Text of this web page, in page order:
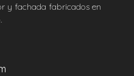
y fachada fabricados en